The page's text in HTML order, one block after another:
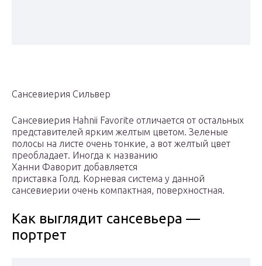
Сансевиерия Сильвер
Сансевиерия Hahnii Favorite отличается от остальных
представителей ярким желтым цветом. Зеленые
полосы на листе очень тонкие, а вот желтый цвет
преобладает. Иногда к названию
Ханни Фаворит добавляется
приставка Голд. Корневая система у данной
сансевиерии очень компактная, поверхностная.
Как выглядит сансевьера —
портрет